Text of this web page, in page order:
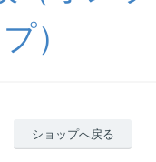
）
ショップへ戻る